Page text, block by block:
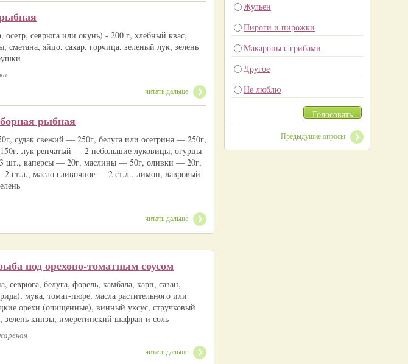
осетр, севрюга или окунь) - 200 г, хлебный квас,
сметана, яйцо, сахар, горчица, зеленый лук, зелень
читать дальше
рыбная
судак свежий — 250г, белуга или осетрина — 250г,
лук репчатый — 2 небольшие луковицы, огурцы
шт., каперсы — 20г, маслины — 50г, оливки — 20г,
ст.л., масло сливочное — 2 ст.л., лимон, лавровый
читать дальше
под орехово-томатным соусом
севрюга, белуга, форель, камбала, карп, сазан,
мука, томат-пюре, масла растительного или
орехи (очищенные), винный уксус, стручковый
зелень кинзы, имеретинский шафран и соль
читать дальше
Жульен
Пироги и пирожки
Макароны с грибами
Другое
Не люблю
Голосовать
Предыдущие опросы